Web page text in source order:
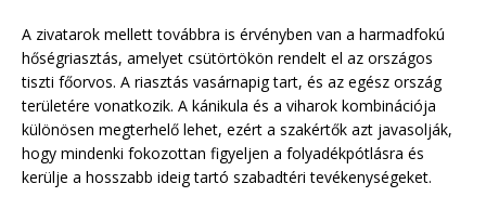
A zivatarok mellett továbbra is érvényben van a harmadfokú
hőségriasztás, amelyet csütörtökön rendelt el az országos
tiszti főorvos. A riasztás vasárnapig tart, és az egész ország
területére vonatkozik. A kánikula és a viharok kombinációja
különösen megterhelő lehet, ezért a szakértők azt javasolják,
hogy mindenki fokozottan figyeljen a folyadékpótlásra és
kerülje a hosszabb ideig tartó szabadtéri tevékenységeket.